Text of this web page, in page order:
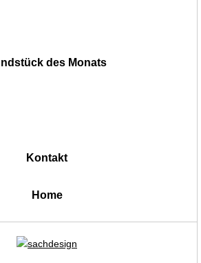
des Monats
Kontakt
Home